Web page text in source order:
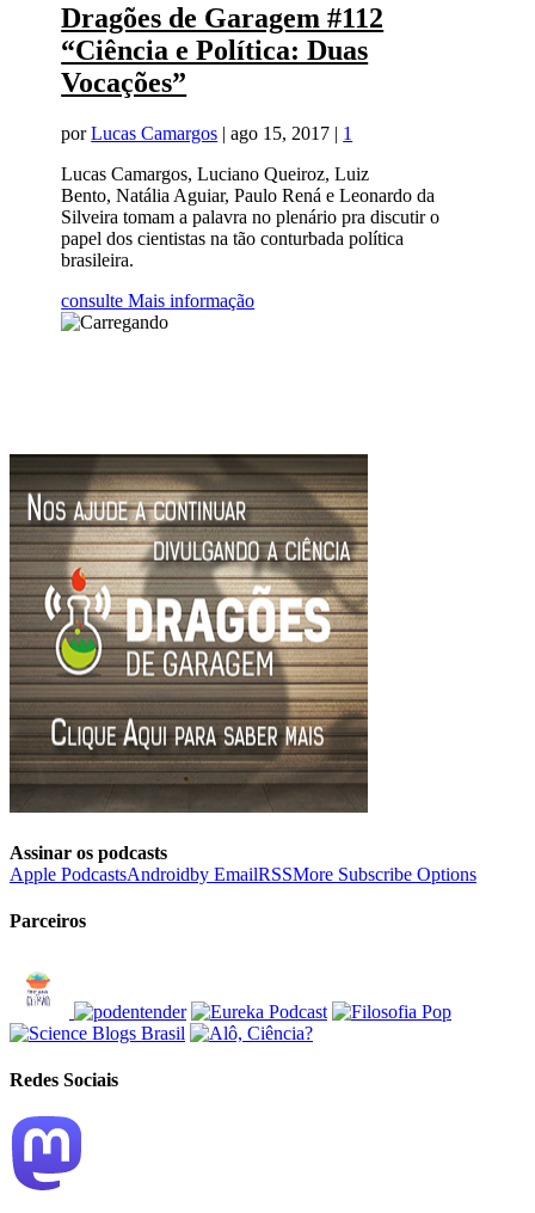
Dragões de Garagem #112
“Ciência e Política: Duas
Vocações”
porLucas Camargos |ago 15, 2017 | 1
Lucas Camargos, Luciano Queiroz, Luiz
Bento, Natália Aguiar, Paulo Rená e Leonardo da
Silveira tomam a palavra no plenário pra discutir o
papel dos cientistas na tão conturbada política
brasileira.
consulte Mais informação
Assinar os podcasts
Apple PodcastsAndroidby EmailRSSMore Subscribe Options
Parceiros
Redes Sociais